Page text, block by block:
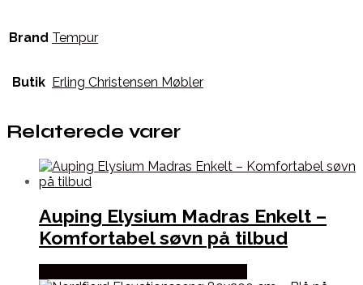
Brand Tempur
Butik Erling Christensen Møbler
Relaterede varer
Auping Elysium Madras Enkelt –
Komfortabel søvn på tilbud